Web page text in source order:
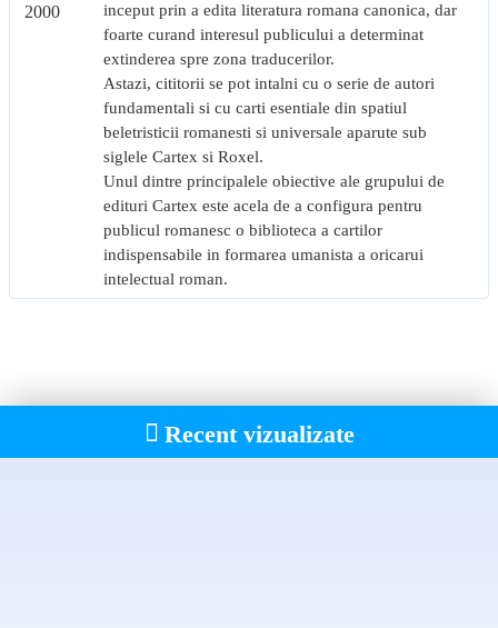
inceput prin a edita literatura romana canonica, dar
foarte curand interesul publicului a determinat
extinderea spre zona traducerilor.
Astazi, cititorii se pot intalni cu o serie de autori
fundamentali si cu carti esentiale din spatiul
beletristicii romanesti si universale aparute sub
siglele Cartex si Roxel.
Unul dintre principalele obiective ale grupului de
edituri Cartex este acela de a configura pentru
publicul romanesc o biblioteca a cartilor
indispensabile in formarea umanista a oricarui
intelectual roman.
judecând după ceea ce consideră el demn de reţinut în scris, se
pare că misiunea i-a devenit mai lesne de îndeplinit, pentru că lui
nimic din ceea ce este omenesc nu-i era străin. (Marina Vazaca)
„Să sporeşti fericirea unei vieţi de om înseamnă să extinzi
tragicul mărturiei lui. Opera de artă (dacă este o mărturie)
cu‑adevărat tragică trebuie să fie cea a unui om fericit. Pentru că
acea operă de artă va fi în întregime izvorâtă din moarte.” (Albert
„Problema este să dobândeşti măiestria de a trăi (de a fi trăit, mai
degrabă) care să depăşească măiestria de a scrie. Iar la sfârşit,
conştientizarea ei).” (Albert Camus)
Recent vizualizate